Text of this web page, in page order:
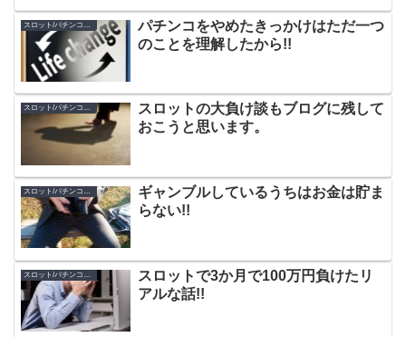
パチンコをやめたきっかけはただ一つ
のことを理解したから!!
スロット/パチンコの体験談
スロットの大負け談もブログに残して
おこうと思います。
スロット/パチンコの体験談
ギャンブルしているうちはお金は貯ま
らない!!
スロットで3か月で100万円負けたリ
アルな話!!